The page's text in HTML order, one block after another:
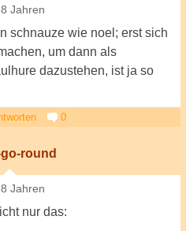
Jahren
schnauze wie noel; erst sich
um dann als
dazustehen, ist ja so
0
round
Jahren
nur das: